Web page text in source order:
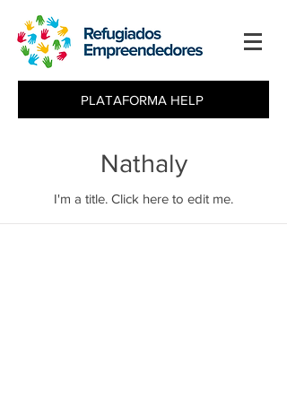
PLATAFORMA HELP
Nathaly
I'm a title. ​Click here to edit me.